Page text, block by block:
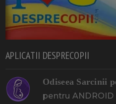
APLICATII DESPRECOPII
Odiseea Sarcinii
pentru ANDROID